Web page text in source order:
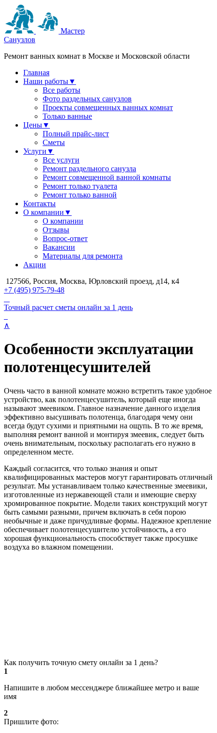
Мастер
Санузлов
Ремонт ванных комнат в Москве и Московской области
Главная
Наши работы▼
Все работы
Фото раздельных санузлов
Проекты совмещенных ванных комнат
Только ванные
Цены▼
Полный прайс-лист
Сметы
Услуги ▼
Все услуги
Ремонт раздельного санузла
Ремонт совмещенной ванной комнаты
Ремонт только туалета
Ремонт только ванной
Контакты
О компании ▼
О компании
Отзывы
Вопрос-ответ
Вакансии
Материалы для ремонта
Акции
127566, Россия, Москва, Юрловский проезд, д14, к4
+7 (495) 975-79-48
Точный расчет сметы онлайн за 1 день
∧
Особенности эксплуатации
полотенцесушителей
Очень часто в ванной комнате можно встретить такое удобное
устройство, как полотенцесушитель, который еще иногда
называют змеевиком. Главное назначение данного изделия
эффективно высушивать полотенца, благодаря чему они
всегда будут сухими и приятными на ощупь. В то же время,
выполняя ремонт ванной и монтируя змеевик, следует быть
очень внимательным, поскольку располагать его нужно в
определенном месте.
Каждый согласится, что только знания и опыт
квалифицированных мастеров могут гарантировать отличный
результат. Мы устанавливаем только качественные змеевики,
изготовленные из нержавеющей стали и имеющие сверху
хромированное покрытие. Модели таких конструкций могут
быть самыми разными, причем включать в себя порою
необычные и даже причудливые формы. Надежное крепление
обеспечивает полотенцесушителю устойчивость, а его
хорошая функциональность способствует также просушке
воздуха во влажном помещении.
Как получить точную смету онлайн за 1 день?
1
Напишите в любом мессенджере ближайшее метро и ваше
имя
2
Пришлите фото: